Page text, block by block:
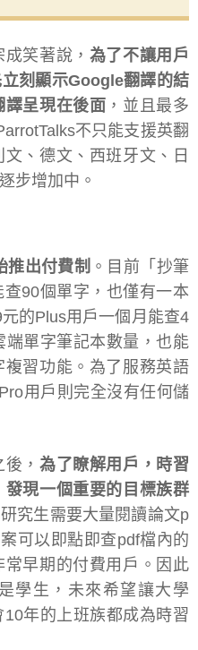
笑著說， 為了不讓用戶
刻顯示Google翻譯的結
譯呈現在後面 ，並且最多
不只能支援英翻
、德文、西班牙文、日
步增加中。
推出付費制 。目前「抄筆
90個單字，也僅有一本
的Plus用戶一個月能查4
單字筆記本數量，也能
習功能。為了服務英語
用戶則完全沒有任何儲
， 為了瞭解用戶，時習
現一個重要的目標族群
研究生需要大量閱讀論文p
可以即點即查pdf檔內的
早期的付費用戶。因此
學生，未來希望讓大學
年的上班族都成為時習